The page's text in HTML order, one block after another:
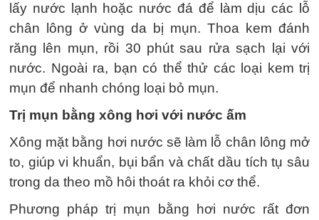
lấy nước lạnh hoặc nước đá để làm dịu các lỗ
chân lông ở vùng da bị mụn. Thoa kem đánh
răng lên mụn, rồi 30 phút sau rửa sạch lại với
nước. Ngoài ra, bạn có thể thử các loại kem trị
mụn để nhanh chóng loại bỏ mụn.
Trị mụn bằng xông hơi với nước ấm
Xông mặt bằng hơi nước sẽ làm lỗ chân lông mở
to, giúp vi khuẩn, bụi bẩn và chất dầu tích tụ sâu
trong da theo mồ hôi thoát ra khỏi cơ thể.
Phương pháp trị mụn bằng hơi nước rất đơn